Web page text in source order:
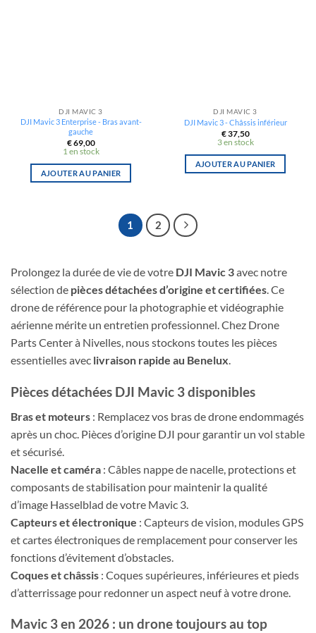
DJI MAVIC 3
DJI Mavic 3 Enterprise - Bras avant-
gauche
€69,00
1 en stock
AJOUTER AU PANIER
DJI MAVIC 3
DJI Mavic 3 - Châssis inférieur
€37,50
3 en stock
AJOUTER AU PANIER
1 2
Prolongez la durée de vie de votre DJI Mavic 3avec notre
sélection de pièces détachées d’origine et certifiées. Ce
drone de référence pour la photographie et vidéographie
aérienne mérite un entretien professionnel. Chez Drone
Parts Center à Nivelles, nous stockons toutes les pièces
essentielles avec livraison rapide au Benelux.
Pièces détachées DJI Mavic 3 disponibles
Bras et moteurs : Remplacez vos bras de drone endommagés
après un choc. Pièces d’origine DJI pour garantir un vol stable
et sécurisé.
Nacelle et caméra : Câbles nappe de nacelle, protections et
composants de stabilisation pour maintenir la qualité
d’image Hasselblad de votre Mavic 3.
Capteurs et électronique : Capteurs de vision, modules GPS
et cartes électroniques de remplacement pour conserver les
fonctions d’évitement d’obstacles.
Coques et châssis : Coques supérieures, inférieures et pieds
d’atterrissage pour redonner un aspect neuf à votre drone.
Mavic 3 en 2026 : un drone toujours au top